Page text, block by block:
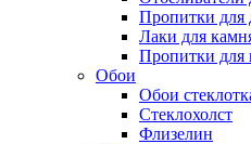
Пропитки для
Лаки для
Пропитки для
Обои
Обои
Стеклохолст
Флизелин